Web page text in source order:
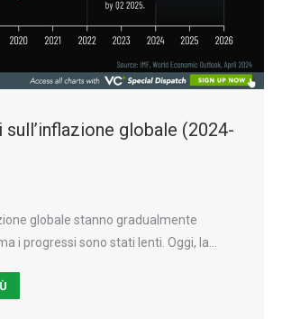
sull’inflazione globale (2024-
globale stanno gradualmente
i progressi sono stati lenti. Oggi, la…